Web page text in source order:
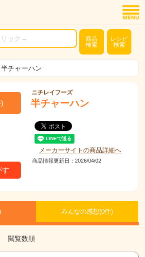
商品
検索
レシピ
検索
半チャーハン
す
ニチレイフーズ
半チャーハン
メーカーサイトの商品詳細へ
商品情報更新日：2026/04/02
みんなの感想(0件)
閲覧数順